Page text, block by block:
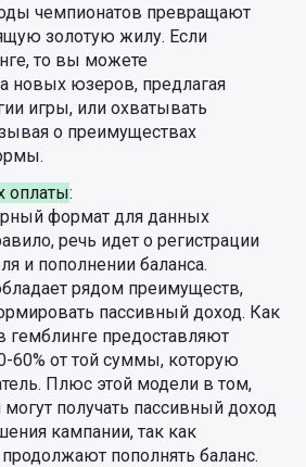
чемпионатов превращают
золотую жилу. Если
то вы можете
новых юзеров, предлагая
игры, или охватывать
о преимуществах
оплаты:
формат для данных
речь идет о регистрации
и пополнении баланса.
рядом преимуществ,
пассивный доход. Как
предоставляют
60% от той суммы, которую
Плюс этой модели в том,
получать пассивный доход
кампании, так как
пополнять баланс.